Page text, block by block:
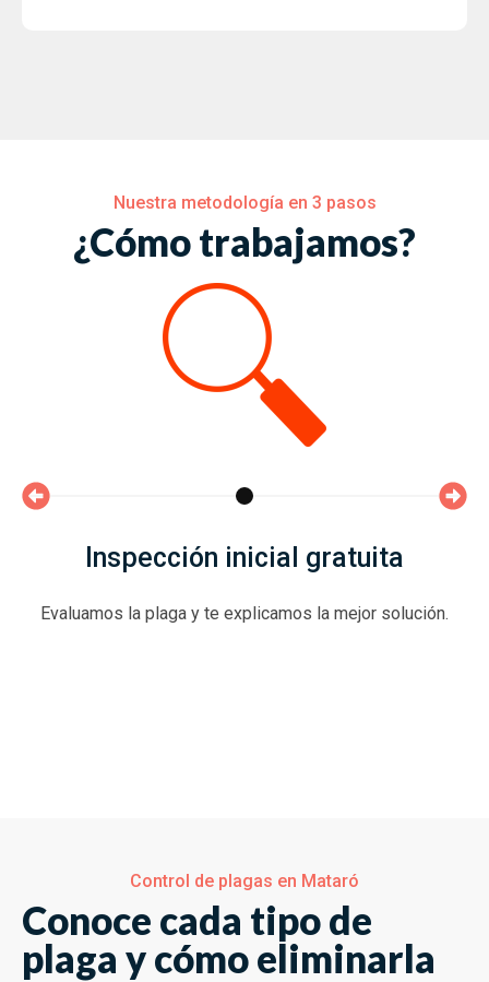
Nuestra metodología en 3 pasos
¿Cómo trabajamos?
Inspección inicial gratuita
Evaluamos la plaga y te explicamos la mejor solución.
Control de plagas en Mataró
Conoce cada tipo de
plaga y cómo eliminarla